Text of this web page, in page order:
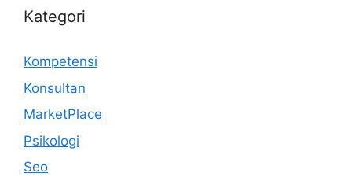
Kategori
Kompetensi
Konsultan
MarketPlace
Psikologi
Seo